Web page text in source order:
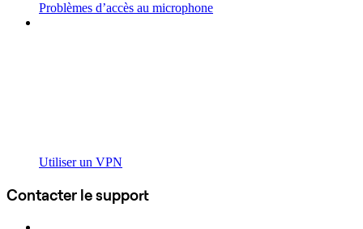
Problèmes d’accès au microphone
Utiliser un VPN
Contacter le support